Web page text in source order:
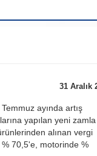
31 Aralık
ayında artış
yapılan yeni zamla
alınan vergi
70,5'e, motorinde %